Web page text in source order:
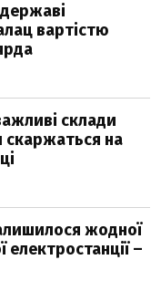
вартістю
склади
скаржаться на
жодної
–